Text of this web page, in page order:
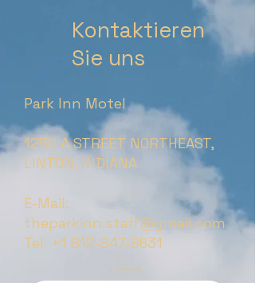
Kontaktieren
Sie uns
Park Inn Motel
1250 A STREET NORTHEAST,
LINTON, INDIANA
E-Mail:
theparkinn.staff@gmail.com
Tel: +1 812-847-8631